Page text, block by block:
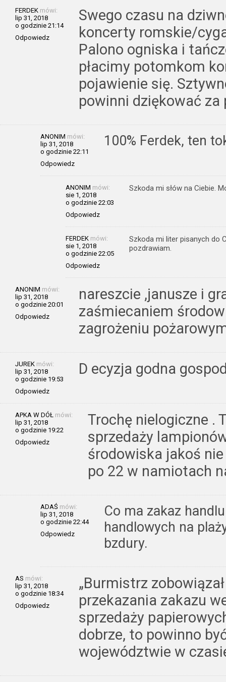
FERDEK mówi:
lip 31, 2018
o godzinie 21:14
Odpowiedz
Swego czasu na
koncerty romskie/
Palono ogniska i
płacimy potomkom
pojawienie się.
powinni dziękować za
ANONIM mówi:
lip 31, 2018
o godzinie 22:11
Odpowiedz
100% Ferdek, ten
ANONIM mówi:
sie 1, 2018
o godzinie 22:03
Odpowiedz
Szkoda mi słów na Ciebie.
FERDEK mówi:
sie 1, 2018
o godzinie 22:05
Odpowiedz
Szkoda mi liter pisanych do
pozdrawiam.
ANONIM mówi:
lip 31, 2018
o godzinie 20:01
Odpowiedz
nareszcie ,janusze i
zaśmiecaniem
zagrożeniu
JUREK mówi:
lip 31, 2018
o godzinie 19:53
Odpowiedz
D ecyzja godna
APKA W DÓŁ mówi:
lip 31, 2018
o godzinie 19:22
Odpowiedz
Trochę nielogiczne .
sprzedaży
środowiska jakoś nie
po 22 w namiotach
ADAŚ mówi:
lip 31, 2018
o godzinie 22:44
Odpowiedz
Co ma zakaz
handlowych na
bzdury.
AS mówi:
lip 31, 2018
o godzinie 18:34
Odpowiedz
„Burmistrz
przekazania zakazu
sprzedaży
dobrze, to powinno
województwie w